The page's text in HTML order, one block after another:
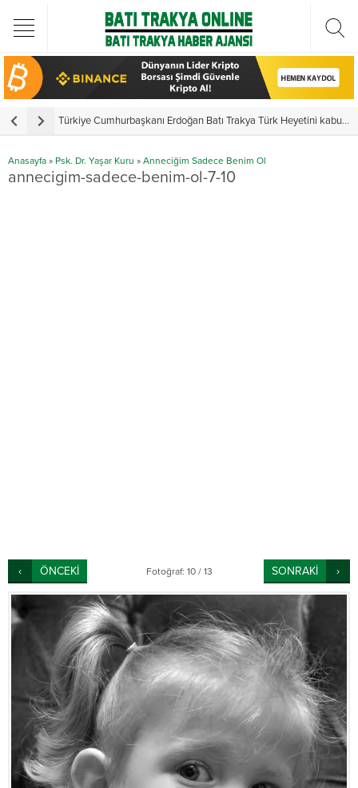
Türkiye Cumhurbaşkanı Erdoğan Batı Trakya Türk Heyetini kabul etti
Anasayfa » Psk. Dr. Yaşar Kuru » Anneciğim Sadece Benim Ol
annecigim-sadece-benim-ol-7-10
ÖNCEKİ Fotoğraf: 10 / 13 SONRAKİ